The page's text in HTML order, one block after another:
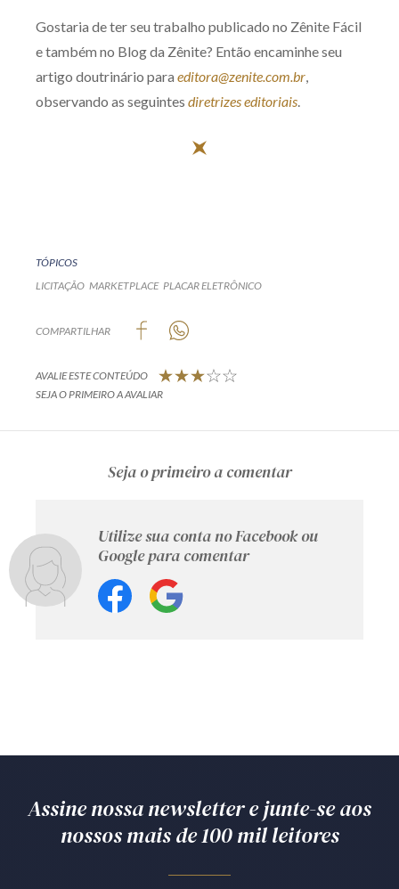
Gostaria de ter seu trabalho publicado no Zênite Fácil
e também no Blog da Zênite? Então encaminhe seu
artigo doutrinário para editora@zenite.com.br,
observando as seguintes diretrizes editoriais.
TÓPICOS
LICITAÇÃO MARKETPLACE PLACAR ELETRÔNICO
COMPARTILHAR
AVALIE ESTE CONTEÚDO
SEJA O PRIMEIRO A AVALIAR
Seja o primeiro a comentar
Utilize sua conta no Facebook ou
Google para comentar
Assine nossa newsletter e junte-se aos
nossos mais de 100 mil leitores